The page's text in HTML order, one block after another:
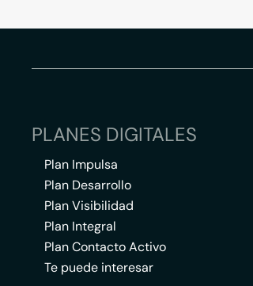
PLANES DIGITALES
Plan Impulsa
Plan Desarrollo
Plan Visibilidad
Plan Integral
Plan Contacto Activo
Te puede interesar